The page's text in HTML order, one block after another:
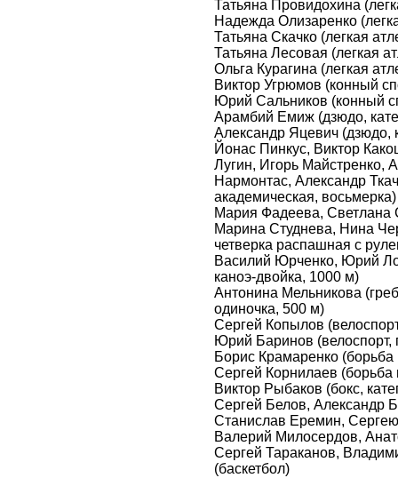
Татьяна Провидохина
Надежда Олизаренко
Татьяна Скачко (легкая
Татьяна Лесовая (легкая
Ольга Курагина (легкая
Виктор Угрюмов (конный
Юрий Сальников (конный
Арамбий Емиж (дзюдо,
Александр Яцевич (дзюдо,
Йонас Пинкус, Виктор
Лугин, Игорь Майстренко,
Нармонтас, Александр
академическая, восьмерка)
Мария Фадеева, Светлана
Марина Студнева, Нина
четверка распашная с
Василий Юрченко, Юрий
каноэ-двойка, 1000 м)
Антонина Мельникова
одиночка, 500 м)
Сергей Копылов
Юрий Баринов (велоспорт,
Борис Крамаренко (борьба
Сергей Корнилаев (борьба
Виктор Рыбаков (бокс,
Сергей Белов, Александр
Станислав Еремин,
Валерий Милосердов,
Сергей Тараканов,
(баскетбол)